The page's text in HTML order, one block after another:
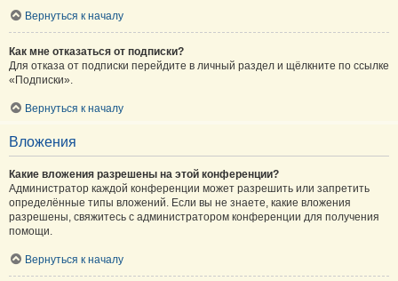
Вернуться к началу
Как мне отказаться от подписки?
Для отказа от подписки перейдите в личный раздел и щёлкните по ссылке
«Подписки».
Вернуться к началу
Вложения
Какие вложения разрешены на этой конференции?
Администратор каждой конференции может разрешить или запретить
определённые типы вложений. Если вы не знаете, какие вложения
разрешены, свяжитесь с администратором конференции для получения
помощи.
Вернуться к началу